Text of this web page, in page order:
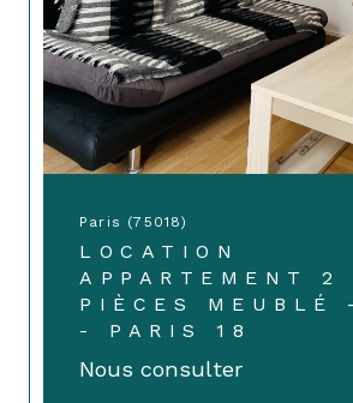
Paris (75018)
LOCATION
APPARTEMENT 2
PIÈCES MEUBLÉ
- PARIS 18
Nous consulter